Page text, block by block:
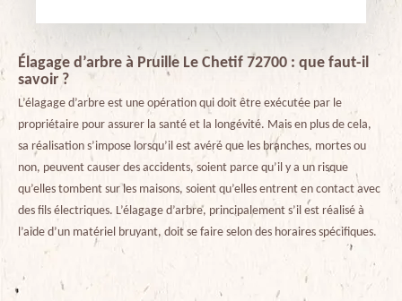
Élagage d’arbre à Pruille Le Chetif 72700 : que faut-il
savoir ?
L’élagage d’arbre est une opération qui doit être exécutée par le
propriétaire pour assurer la santé et la longévité. Mais en plus de cela,
sa réalisation s’impose lorsqu’il est avéré que les branches, mortes ou
non, peuvent causer des accidents, soient parce qu’il y a un risque
qu’elles tombent sur les maisons, soient qu’elles entrent en contact avec
des fils électriques. L’élagage d’arbre, principalement s’il est réalisé à
l’aide d’un matériel bruyant, doit se faire selon des horaires spécifiques.